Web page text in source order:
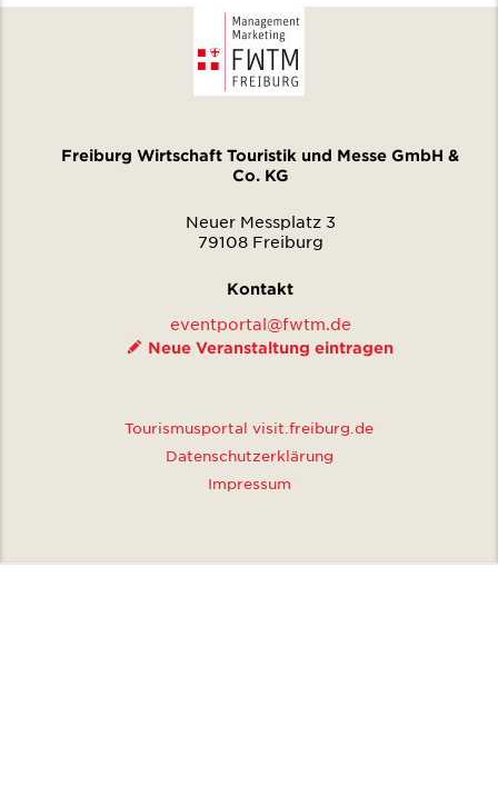
Freiburg Wirtschaft Touristik und Messe GmbH &
Co. KG
Neuer Messplatz 3
79108 Freiburg
Kontakt
eventportal@fwtm.de
Neue Veranstaltung eintragen
Tourismusportal visit.freiburg.de
Datenschutzerklärung
Impressum